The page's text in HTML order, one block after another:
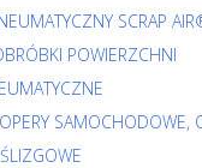
SCRAP
POWIERZCHNI
SAMOCHODOWE,